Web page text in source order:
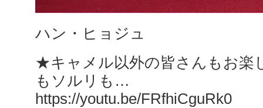
ハン・ヒョジュ
★キャメル以外の皆さんもお楽
もソルリも…
https://youtu.be/FRfhiCguRk0